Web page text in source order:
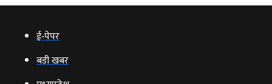
ई‑पेपर
बड़ी खबर